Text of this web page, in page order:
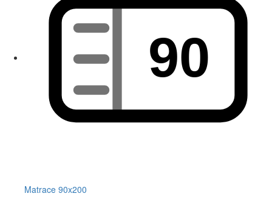
Matrace 90x200